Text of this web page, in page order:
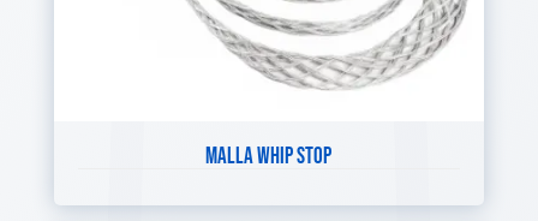
MALLA WHIP STOP